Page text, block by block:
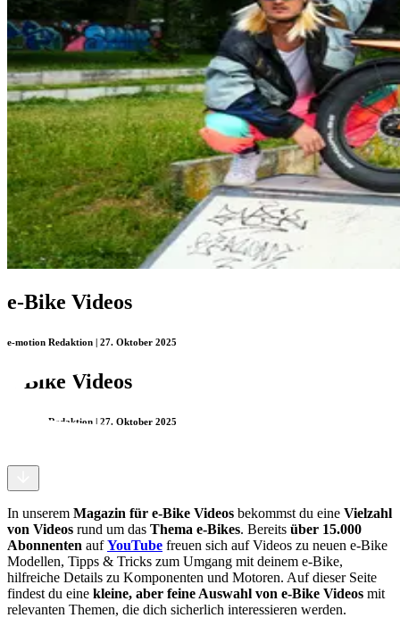
e-Bike Videos
e-motion Redaktion | 27. Oktober 2025
e-Bike Videos
e-motion Redaktion | 27. Oktober 2025
In unserem Magazin für e-Bike Videos bekommst du eine Vielzahl
von Videos rund um das Thema e-Bikes. Bereits über 15.000
Abonnenten aufYouTube freuen sich auf Videos zu neuen e-Bike
Modellen, Tipps & Tricks zum Umgang mit deinem e-Bike,
hilfreiche Details zu Komponenten und Motoren. Auf dieser Seite
findest du eine kleine, aber feine Auswahl von e-Bike Videos mit
relevanten Themen, die dich sicherlich interessieren werden.